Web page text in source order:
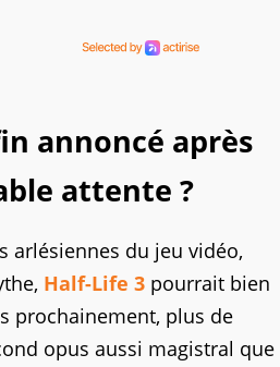
annoncé après
attente ?
arlésiennes du jeu vidéo,
Half-Life 3 pourrait bien
prochainement, plus de
opus aussi magistral que